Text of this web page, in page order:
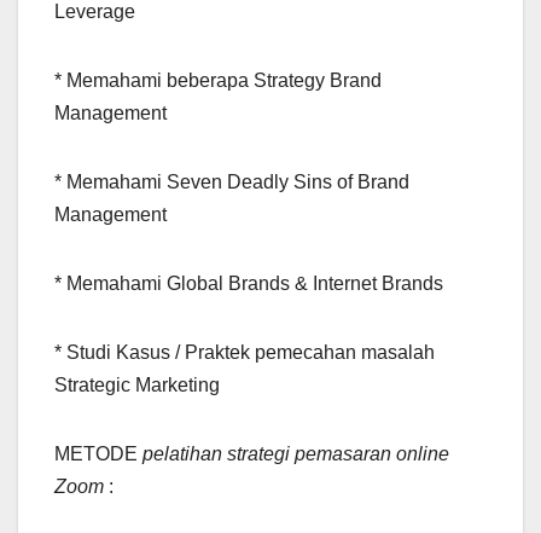
Leverage
* Memahami beberapa Strategy Brand
Management
* Memahami Seven Deadly Sins of Brand
Management
* Memahami Global Brands & Internet Brands
* Studi Kasus / Praktek pemecahan masalah
Strategic Marketing
METODE pelatihan strategi pemasaran online
Zoom :